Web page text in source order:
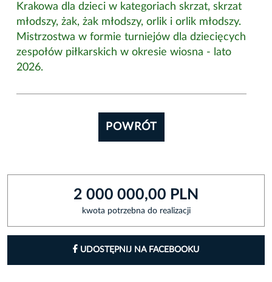
Krakowa dla dzieci w kategoriach skrzat, skrzat
młodszy, żak, żak młodszy, orlik i orlik młodszy.
Mistrzostwa w formie turniejów dla dziecięcych
zespołów piłkarskich w okresie wiosna - lato
2026.
POWRÓT
2 000 000,00 PLN
kwota potrzebna do realizacji
UDOSTĘPNIJ NA FACEBOOKU